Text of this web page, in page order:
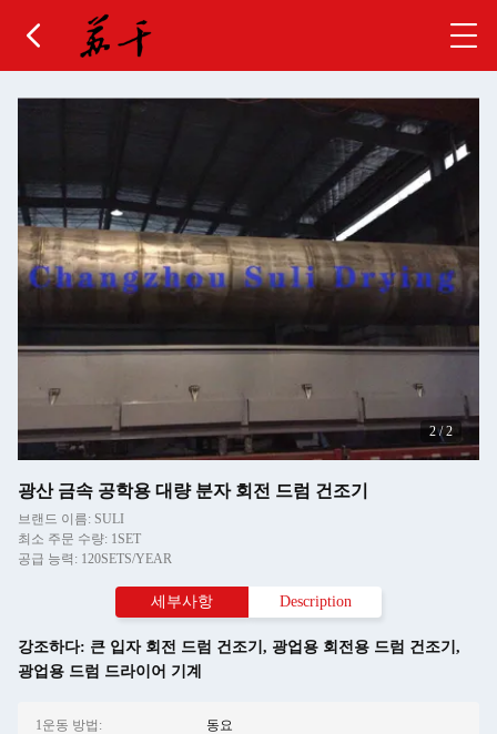
2/2
광산 금속 공학용 대량 분자 회전 드럼 건조기
브랜드 이름: SULI
최소 주문 수량: 1SET
공급 능력: 120SETS/YEAR
세부사항 Description
강조하다: 큰 입자 회전 드럼 건조기 , 광업용 회전용 드럼 건조기 ,
광업용 드럼 드라이어 기계
1운동 방법: 동요